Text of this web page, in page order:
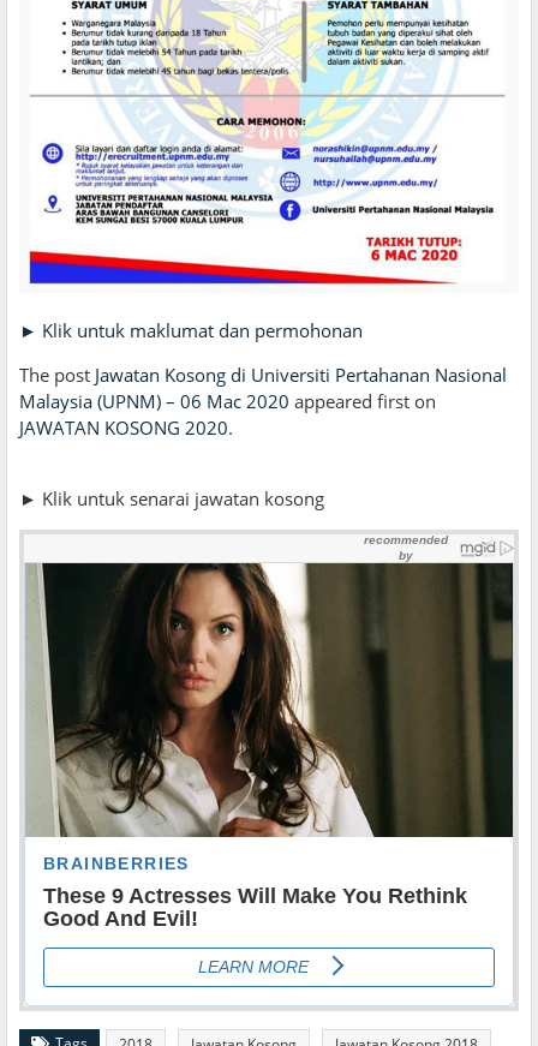
► Klik untuk maklumat dan permohonan
The post Jawatan Kosong di Universiti Pertahanan Nasional
Malaysia (UPNM) – 06 Mac 2020 appeared first on
JAWATAN KOSONG 2020.
► Klik untuk senarai jawatan kosong